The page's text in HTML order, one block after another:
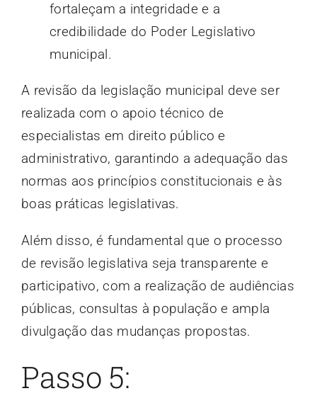
fortaleçam a integridade e a
credibilidade do Poder Legislativo
municipal.
A revisão da legislação municipal deve ser
realizada com o apoio técnico de
especialistas em direito público e
administrativo, garantindo a adequação das
normas aos princípios constitucionais e às
boas práticas legislativas.
Além disso, é fundamental que o processo
de revisão legislativa seja transparente e
participativo, com a realização de audiências
públicas, consultas à população e ampla
divulgação das mudanças propostas.
Passo 5: